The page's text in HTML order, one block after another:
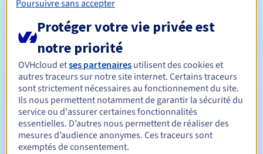
Qui peut enregistrer un .net ?
Ouvert à toutes les personnes physiques ou morales, sans
restriction géographique.
Règles de gestion et notifications
Durée de réservation Entre 1 et 10 ans
Poursuivre sans accepter
Protéger votre vie privée est
notre priorité
OVHcloud etses partenaires utilisent des cookies et
autres traceurs sur notre site internet. Certains traceurs
sont strictement nécessaires au fonctionnement du site.
Ils nous permettent notamment de garantir la sécurité du
service ou d'assurer certaines fonctionnalités
essentielles. D’autres nous permettent de réaliser des
mesures d’audience anonymes. Ces traceurs sont
exemptés de consentement.